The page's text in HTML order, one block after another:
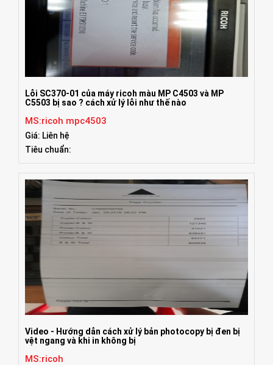
Lỗi SC370-01 của máy ricoh màu MP C4503 và MP
C5503 bị sao ? cách xử lý lỗi như thế nào
MS:ricoh mpc4503
Giá: Liên hệ
Tiêu chuẩn:
Video - Hướng dẫn cách xử lý bản photocopy bị đen bị
vệt ngang và khi in không bị
MS:ricoh